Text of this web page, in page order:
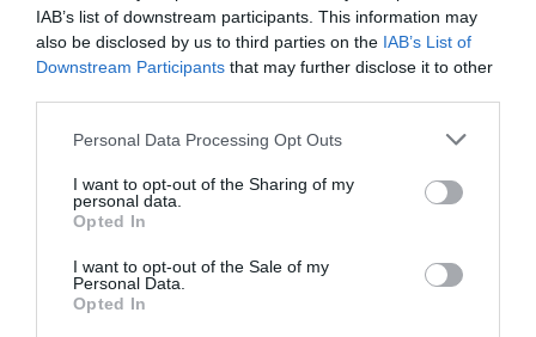
IAB’s list of downstream participants. This information may
also be disclosed by us to third parties on the IAB’s List of
Downstream Participants that may further disclose it to other
Personal Data Processing Opt Outs
I want to opt-out of the Sharing of my
personal data.
Opted In
I want to opt-out of the Sale of my
Personal Data.
Opted In
Αιώνες μακριά
από την Αλάσκα
στο Θέατρο Άλφα
Ιδέα
Οι κάτω απ’ τα’